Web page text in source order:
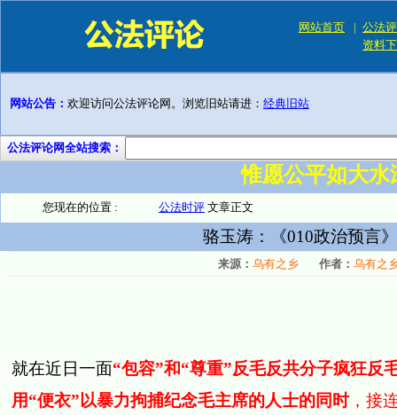
网站首页 | 公法
资料
网站公告： 欢迎访问公法评论网。浏览旧站请进： 经典旧站
公法评论网全站搜索：
惟愿公平如大
您现在的位置 : 公法时评 文章正文
骆玉涛：《010政治预言
来源： 乌有之乡 作者： 乌有之
就在近日一面“包容”和“尊重”反毛反共分子疯狂反
用“便衣”以暴力拘捕纪念毛主席的人士的同时，接